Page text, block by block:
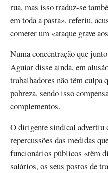
rua, mas isso traduz-se
em toda a pasta», referiu,
cometer um «ataque grave
Numa concentração que
Aguiar disse ainda, em
trabalhadores não têm culpa
pobreza, sendo isso
complementos.
O dirigente sindical advertiu
repercussões das medidas
funcionários públicos «têm
salários, os seus postos de